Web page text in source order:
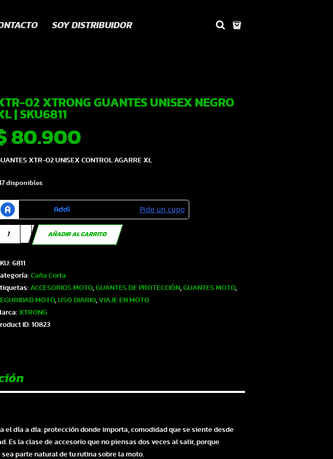
SOY DISTRIBUIDOR
02 XTRONG GUANTES UNISEX NEGRO
| SKU6811
80.900
XTR-02 UNISEX CONTROL AGARRE XL
disponibles
AÑADIR AL CARRITO
6811
Caña Corta
ACCESORIOS MOTO, GUANTES DE PROTECCIÓN, GUANTES MOTO,
MOTO, USO DIARIO, VIAJE EN MOTO
XTRONG
ID: 10823
día a día: protección donde importa, comodidad que se siente desde
la clase de accesorio que no piensas dos veces al salir, porque
parte natural de tu rutina sobre la moto.